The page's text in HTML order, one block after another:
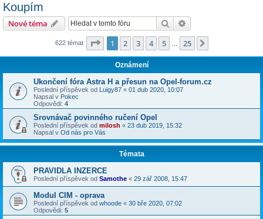
Koupím
Nové téma Hledat
622 témat Stránka z 25
1 2 3 4 5 25
Oznámení
Ukončení fóra Astra H a přesun na Opel-forum.cz
Poslední příspěvek od Luigy87 « 01 dub 2020, 10:07
Napsal v Pokec
Odpovědi: 4
Srovnávač povinného ručení Opel
Poslední příspěvek od milosh « 23 dub 2019, 15:32
Napsal v Od nás pro Vás
Témata
PRAVIDLA INZERCE
Poslední příspěvek od Samothe « 29 zář 2008, 15:47
Modul CIM - oprava
Poslední příspěvek od whoode « 30 bře 2020, 07:02
Odpovědi: 5